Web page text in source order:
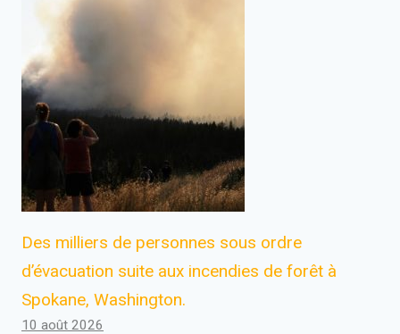
Des milliers de personnes sous ordre
d’évacuation suite aux incendies de forêt à
Spokane, Washington.
10 août 2026